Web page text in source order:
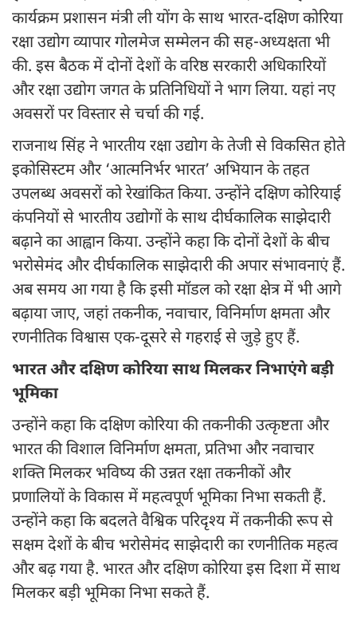
कार्यक्रम प्रशासन मंत्री ली योंग के साथ भारत-दक्षिण कोरिया
रक्षा उद्योग व्यापार गोलमेज सम्मेलन की सह-अध्यक्षता भी
की. इस बैठक में दोनों देशों के वरिष्ठ सरकारी अधिकारियों
और रक्षा उद्योग जगत के प्रतिनिधियों ने भाग लिया. यहां नए
अवसरों पर विस्तार से चर्चा की गई.
राजनाथ सिंह ने भारतीय रक्षा उद्योग के तेजी से विकसित होते
इकोसिस्टम और ‘आत्मनिर्भर भारत’ अभियान के तहत
उपलब्ध अवसरों को रेखांकित किया. उन्होंने दक्षिण कोरियाई
कंपनियों से भारतीय उद्योगों के साथ दीर्घकालिक साझेदारी
बढ़ाने का आह्वान किया. उन्होंने कहा कि दोनों देशों के बीच
भरोसेमंद और दीर्घकालिक साझेदारी की अपार संभावनाएं हैं.
अब समय आ गया है कि इसी मॉडल को रक्षा क्षेत्र में भी आगे
बढ़ाया जाए, जहां तकनीक, नवाचार, विनिर्माण क्षमता और
रणनीतिक विश्वास एक-दूसरे से गहराई से जुड़े हुए हैं.
भारत और दक्षिण कोरिया साथ मिलकर निभाएंगे बड़ी
भूमिका
उन्होंने कहा कि दक्षिण कोरिया की तकनीकी उत्कृष्टता और
भारत की विशाल विनिर्माण क्षमता, प्रतिभा और नवाचार
शक्ति मिलकर भविष्य की उन्नत रक्षा तकनीकों और
प्रणालियों के विकास में महत्वपूर्ण भूमिका निभा सकती हैं.
उन्होंने कहा कि बदलते वैश्विक परिदृश्य में तकनीकी रूप से
सक्षम देशों के बीच भरोसेमंद साझेदारी का रणनीतिक महत्व
और बढ़ गया है. भारत और दक्षिण कोरिया इस दिशा में साथ
मिलकर बड़ी भूमिका निभा सकते हैं.